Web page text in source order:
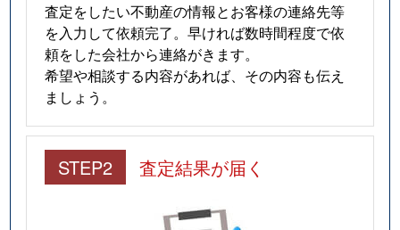
査定をしたい不動産の情報とお客様の連絡先等
を入力して依頼完了。早ければ数時間程度で依
頼をした会社から連絡がきます。
希望や相談する内容があれば、その内容も伝え
ましょう。
STEP2 査定結果が届く